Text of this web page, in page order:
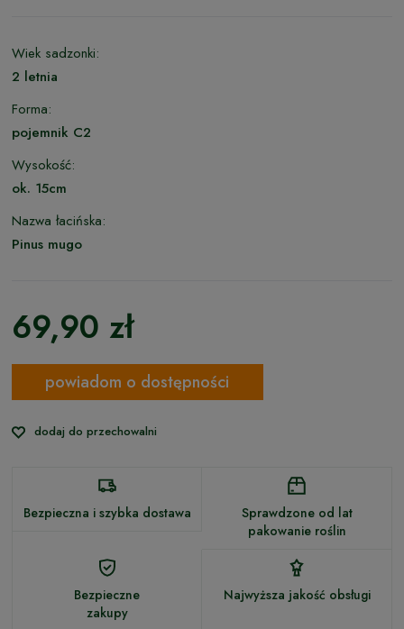
Wiek sadzonki:
2 letnia
Forma:
pojemnik C2
Wysokość:
ok. 15cm
Nazwa łacińska:
Pinus mugo
69,90 zł
powiadom o dostępności
dodaj do przechowalni
Bezpieczna i szybka dostawa
Sprawdzone od lat
pakowanie roślin
Bezpieczne
zakupy
Najwyższa jakość obsługi